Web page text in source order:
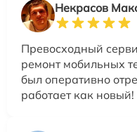
Некрасов
Превосходный
ремонт мобильных
был оперативно
работает как новый!